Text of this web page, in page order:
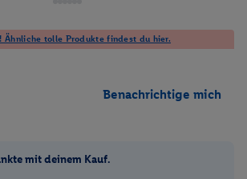
Ähnliche tolle Produkte findest du hier.
Benachrichtige mich
mit deinem Kauf.